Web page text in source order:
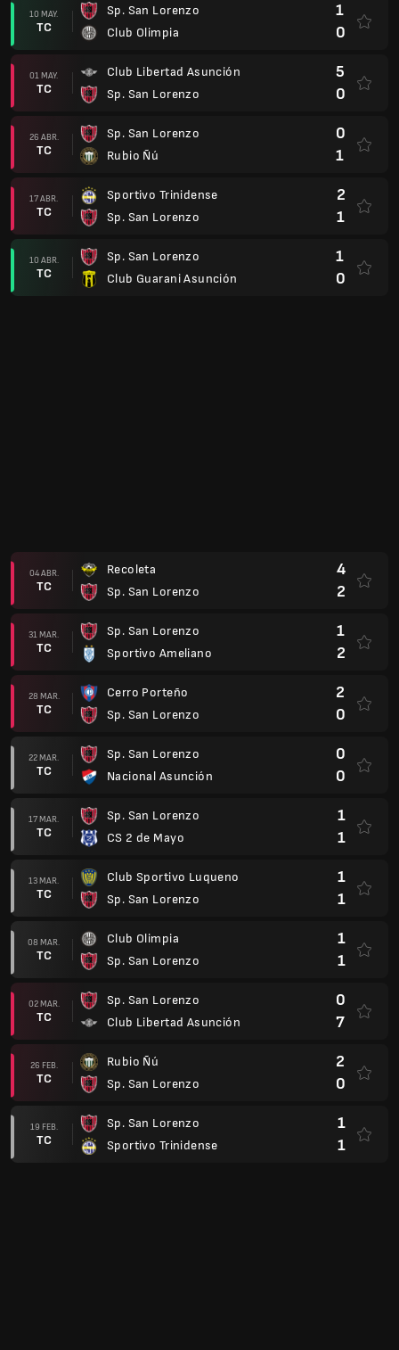
10 MAY.
TC
Sp. San Lorenzo
Club Olimpia
1
0
01 MAY.
TC
Club Libertad Asunción
Sp. San Lorenzo
5
0
26 ABR.
TC
Sp. San Lorenzo
Rubio Ñú
0
1
17 ABR.
TC
Sportivo Trinidense
Sp. San Lorenzo
2
1
10 ABR.
TC
Sp. San Lorenzo
Club Guarani Asunción
1
0
17 MAR.
TC
Sp. San Lorenzo
CS 2 de Mayo
1
1
13 MAR.
TC
Club Sportivo Luqueno
Sp. San Lorenzo
1
1
08 MAR.
TC
Club Olimpia
Sp. San Lorenzo
1
1
02 MAR.
TC
Sp. San Lorenzo
Club Libertad Asunción
0
7
26 FEB.
TC
Rubio Ñú
Sp. San Lorenzo
2
0
19 FEB.
TC
Sp. San Lorenzo
Sportivo Trinidense
1
1
13 FEB.
TC
Club Guarani Asunción
Sp. San Lorenzo
3
1
06 FEB.
TC
Sp. San Lorenzo
Recoleta
0
3
31 ENE.
TC
Sportivo Ameliano
Sp. San Lorenzo
1
0
27 ENE.
TC
Sp. San Lorenzo
Cerro Porteño
2
4